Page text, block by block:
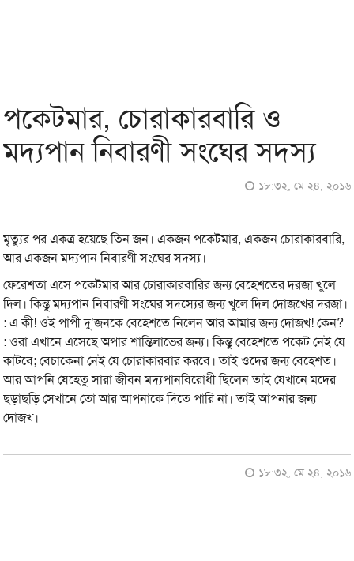
পকেটমার, চোরাকারবারি ও
মদ্যপান নিবারণী সংঘের সদস্য
১৮:৩২, মে ২৪, ২০১৬
মৃত‍্যুর পর একত্র হয়েছে তিন জন। একজন পকেটমার, একজন চোরাকারবারি,
আর একজন মদ্যপান নিবারণী সংঘের সদস্য।
ফেরেশতা এসে পকেটমার আর চোরাকারবারির জন্য বেহেশতের দরজা খুলে
দিল। কিন্তু মদ্যপান নিবারণী সংঘের সদস্যের জন্য খুলে দিল দোজখের দরজা।
: এ কী! ওই পাপী দু’জনকে বেহেশতে নিলেন আর আমার জন্য দোজখ! কেন?
: ওরা এখানে এসেছে অপার শান্তিলাভের জন্য। কিন্তু বেহেশতে পকেট নেই যে
কাটবে; বেচাকেনা নেই যে চোরাকারবার করবে। তাই ওদের জন্য বেহেশত।
আর আপনি যেহেতু সারা জীবন মদ্যপানবিরোধী ছিলেন তাই যেখানে মদের
ছড়াছড়ি সেখানে তো আর আপনাকে দিতে পারি না। তাই আপনার জন্য
দোজখ।
১৮:৩২, মে ২৪, ২০১৬